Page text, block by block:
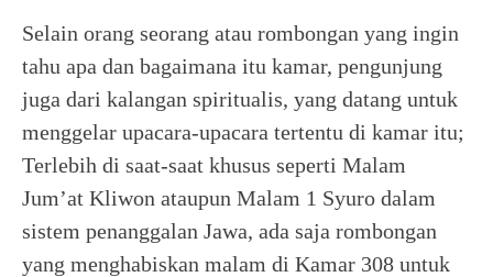
Selain orang seorang atau rombongan yang ingin
tahu apa dan bagaimana itu kamar, pengunjung
juga dari kalangan spiritualis, yang datang untuk
menggelar upacara-upacara tertentu di kamar itu;
Terlebih di saat-saat khusus seperti Malam
Jum’at Kliwon ataupun Malam 1 Syuro dalam
sistem penanggalan Jawa, ada saja rombongan
yang menghabiskan malam di Kamar 308 untuk